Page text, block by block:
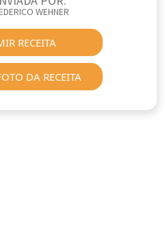
WEHNER
RECEITA
DA RECEITA